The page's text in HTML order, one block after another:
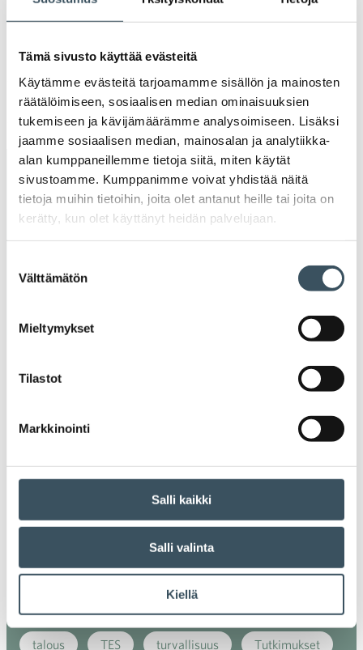
Tämä sivusto käyttää evästeitä
Käytämme evästeitä tarjoamamme sisällön ja mainosten
räätälöimiseen, sosiaalisen median ominaisuuksien
tukemiseen ja kävijämäärämme analysoimiseen. Lisäksi
jaamme sosiaalisen median, mainosalan ja analytiikka-
alan kumppaneillemme tietoja siitä, miten käytät
sivustoamme. Kumppanimme voivat yhdistää näitä
tietoja muihin tietoihin, joita olet antanut heille tai joita on
kerätty, kun olet käyttänyt heidän palvelujaan.
valinta
Välttämätön
Mieltymykset
Tilastot
Markkinointi
Salli kaikki
Salli valinta
Kiellä
2019
2018
2017
Avainsanat
alv arvonlisävero digikauppa
ilmasto
kansainvälinen verkkokauppa
luottamusindikaattori myynti
myyntikoulutus nuoret osaaminen
talous TES turvallisuus Tutkimukset